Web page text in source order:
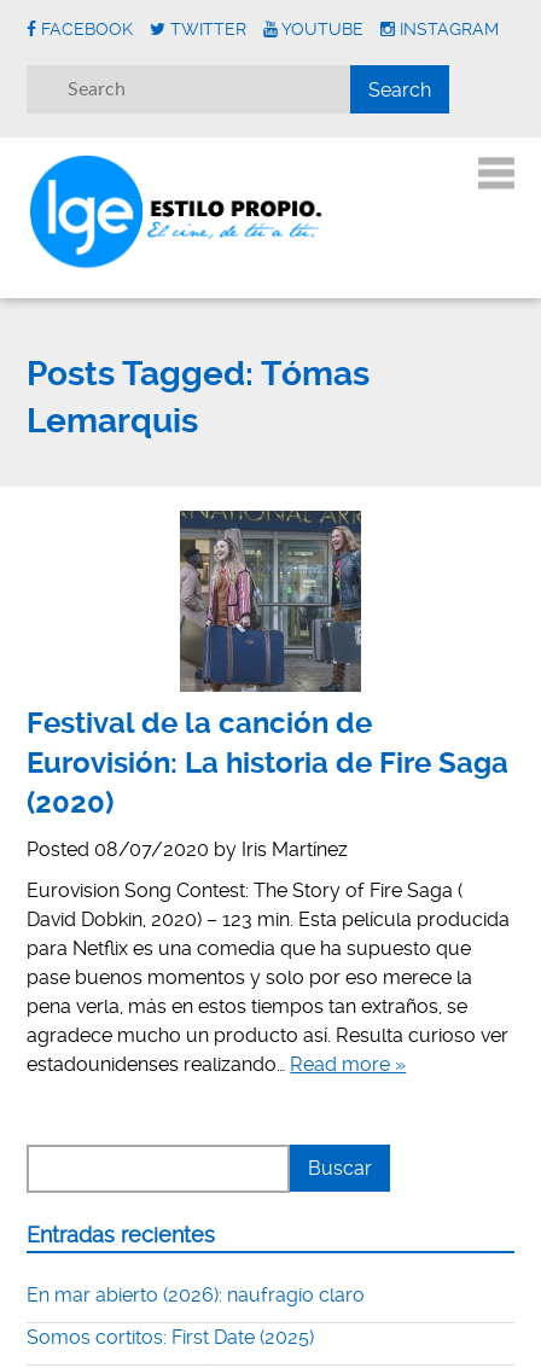
FACEBOOK TWITTER YOUTUBE INSTAGRAM
Posts Tagged: Tómas
Lemarquis
Festival de la canción de
Eurovisión: La historia de Fire Saga
(2020)
Posted 08/07/2020 by Iris Martínez
Eurovision Song Contest: The Story of Fire Saga (
David Dobkin, 2020) – 123 min. Esta película producida
para Netflix es una comedia que ha supuesto que
pase buenos momentos y solo por eso merece la
pena verla, más en estos tiempos tan extraños, se
agradece mucho un producto así. Resulta curioso ver
estadounidenses realizando… Read more »
Entradas recientes
En mar abierto (2026): naufragio claro
Somos cortitos: First Date (2025)